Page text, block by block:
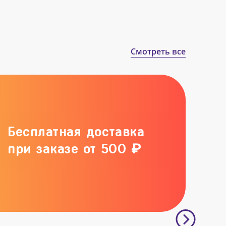
Смотреть все
Бесплатная доставка
при заказе от 500 ₽